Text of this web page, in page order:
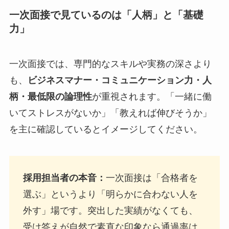
一次面接で見ているのは「人柄」と「基礎
力」
一次面接では、専門的なスキルや実務の深さより
も、
ビジネスマナー・コミュニケーション力・人
柄・最低限の論理性が重視されます。「一緒に働
いてストレスがないか」「教えれば伸びそうか」
を主に確認しているとイメージしてください。
採用担当者の本音： 一次面接は「合格者を
選ぶ」というより「明らかに合わない人を
外す」場です。突出した実績がなくても、
受け答えが自然で素直な印象なら通過率は